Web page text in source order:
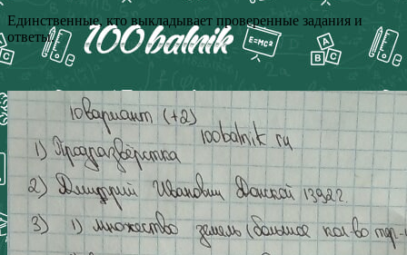
Единственные, кто выкладывает проверенные задания и
ответы.